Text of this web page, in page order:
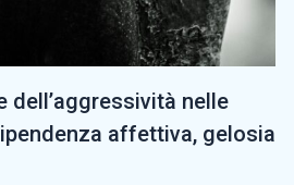
dell’aggressività nelle
affettiva, gelosia